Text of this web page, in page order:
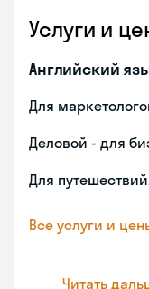
Услуги и
Английский
Для
Деловой - для
Для путешествий
Все услуги и
Читать